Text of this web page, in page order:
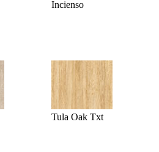
Incienso
Tula Oak Txt